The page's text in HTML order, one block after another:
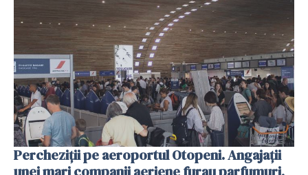
Percheziții pe aeroportul Otopeni. Angajații